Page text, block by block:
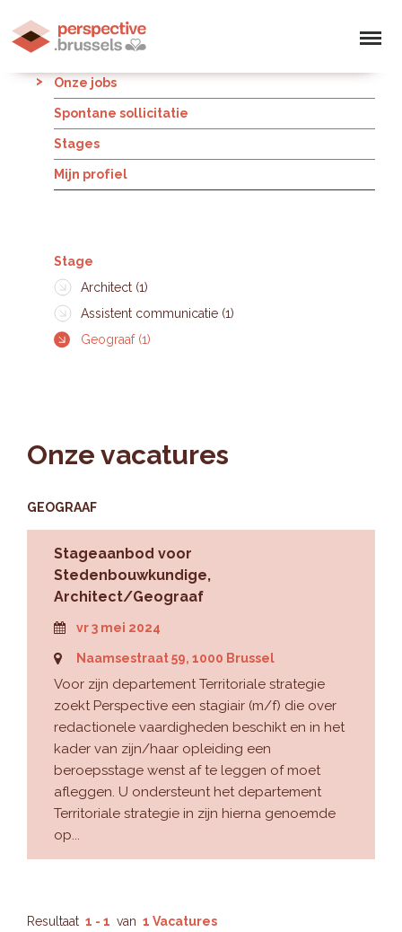
Onze jobs
Spontane sollicitatie
Stages
Mijn profiel
Stage
Architect (1)
Assistent communicatie (1)
Geograaf (1)
Onze vacatures
GEOGRAAF
Stageaanbod voor
Stedenbouwkundige,
Architect/Geograaf
vr 3 mei 2024
Naamsestraat 59, 1000 Brussel
Voor zijn departement Territoriale strategie
zoekt Perspective een stagiair (m/f) die over
redactionele vaardigheden beschikt en in het
kader van zijn/haar opleiding een
beroepsstage wenst af te leggen of moet
afleggen. U ondersteunt het departement
Territoriale strategie in zijn hierna genoemde
op...
Resultaat 1 - 1 van 1 Vacatures